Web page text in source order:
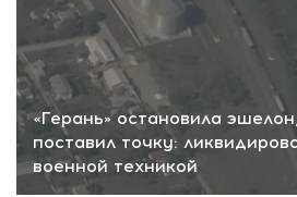
«Герань» остановила
поставил точку:
военной техникой